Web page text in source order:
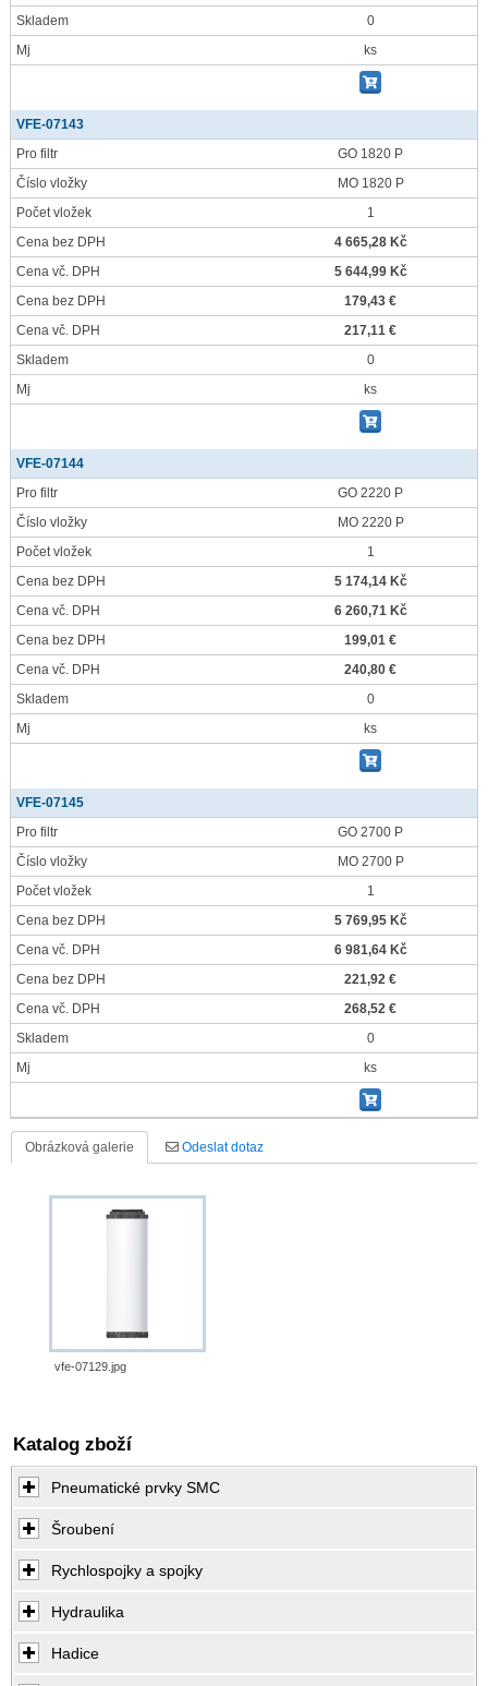
Skladem
0
Mj
ks
VFE-07143
Pro filtr
GO 1820 P
Číslo vložky
MO 1820 P
Počet vložek
1
Cena bez DPH
4 665,28 Kč
Cena vč. DPH
5 644,99 Kč
Cena bez DPH
179,43 €
Cena vč. DPH
217,11 €
Skladem
0
Mj
ks
VFE-07144
Pro filtr
GO 2220 P
Číslo vložky
MO 2220 P
Počet vložek
1
Cena bez DPH
5 174,14 Kč
Cena vč. DPH
6 260,71 Kč
Cena bez DPH
199,01 €
Cena vč. DPH
240,80 €
Skladem
0
Mj
ks
VFE-07145
Pro filtr
GO 2700 P
Číslo vložky
MO 2700 P
Počet vložek
1
Cena bez DPH
5 769,95 Kč
Cena vč. DPH
6 981,64 Kč
Cena bez DPH
221,92 €
Cena vč. DPH
268,52 €
Skladem
0
Mj
ks
Obrázková galerie Odeslat dotaz
vfe-07129.jpg
Katalog zboží
Pneumatické prvky SMC
Šroubení
Rychlospojky a spojky
Hydraulika
Hadice